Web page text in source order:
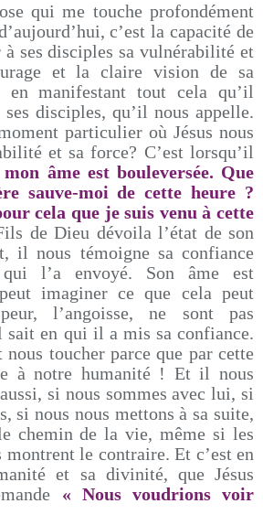
qui me touche profondément
c’est la capacité de
à ses disciples sa vulnérabilité et
et la claire vision de sa
en manifestant tout cela qu’il
disciples, qu’il nous appelle.
particulier où Jésus nous
et sa force? C’est lorsqu’il
âme est bouleversée. Que
sauve-moi de cette heure ?
cela que je suis venu à cette
de Dieu dévoila l’état de son
il nous témoigne sa confiance
l’a envoyé. Son âme est
imaginer ce que cela peut
l’angoisse, ne sont pas
sait en qui il a mis sa confiance.
nous toucher parce que par cette
à notre humanité ! Et il nous
si nous sommes avec lui, si
si nous nous mettons à sa suite,
chemin de la vie, même si les
montrent le contraire. Et c’est en
et sa divinité, que Jésus
« Nous voudrions voir